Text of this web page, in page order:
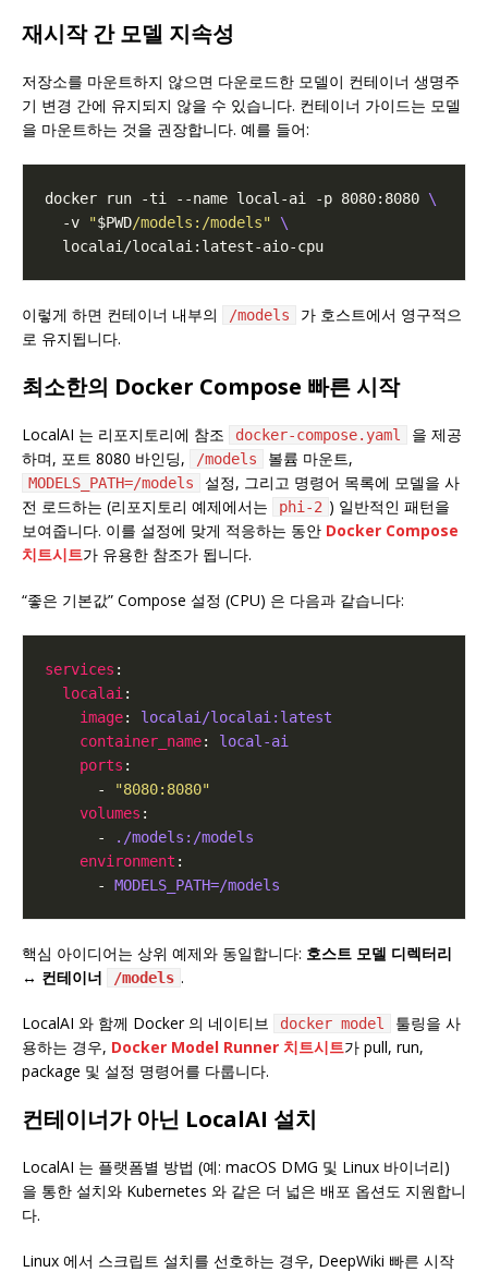
재시작 간 모델 지속성
저장소를 마운트하지 않으면 다운로드한 모델이 컨테이너 생명주
기 변경 간에 유지되지 않을 수 있습니다. 컨테이너 가이드는 모델
을 마운트하는 것을 권장합니다. 예를 들어:
docker run -ti --name local-ai -p 8080:8080
  -v
"$PWD/models:/models"
이렇게 하면 컨테이너 내부의 /models
가 호스트에서 영구적으
로 유지됩니다.
최소한의 Docker Compose 빠른 시작
LocalAI 는 리포지토리에 참조 docker-compose.yaml
을 제공
하며, 포트 8080 바인딩,
/models 볼륨 마운트,
MODELS_PATH=/models
설정, 그리고 명령어 목록에 모델을 사
전 로드하는 (리포지토리 예제에서는
phi-2 ) 일반적인 패턴을
보여줍니다. 이를 설정에 맞게 적응하는 동안 Docker Compose
치트시트가 유용한 참조가 됩니다.
“좋은 기본값” Compose 설정 (CPU) 은 다음과 같습니다:
services
localai
image: localai/localai:latest
container_name: local-ai
ports
      -
"8080:8080"
volumes
      -
./models:/models
environment
      -
MODELS_PATH=/models
핵심 아이디어는 상위 예제와 동일합니다: 호스트 모델 디렉터리
↔ 컨테이너
/models .
LocalAI 와 함께 Docker 의 네이티브 docker model
툴링을 사
용하는 경우, Docker Model Runner 치트시트가 pull, run,
package 및 설정 명령어를 다룹니다.
컨테이너가 아닌 LocalAI 설치
LocalAI 는 플랫폼별 방법 (예: macOS DMG 및 Linux 바이너리)
을 통한 설치와 Kubernetes 와 같은 더 넓은 배포 옵션도 지원합니
다.
Linux 에서 스크립트 설치를 선호하는 경우, DeepWiki 빠른 시작